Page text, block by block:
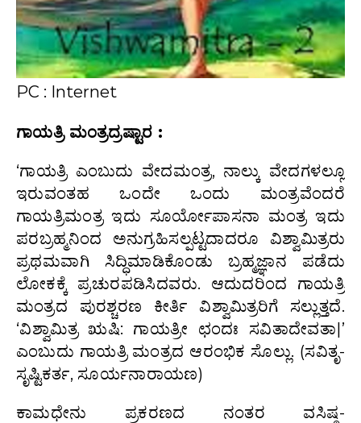
PC : Internet
ಗಾಯತ್ರಿ ಮಂತ್ರದ್ರಷ್ಟಾರ :
‘ಗಾಯತ್ರಿ ಎಂಬುದು ವೇದಮಂತ್ರ, ನಾಲ್ಕು ವೇದಗಳಲ್ಲೂ
ಇರುವಂತಹ ಒಂದೇ ಒಂದು ಮಂತ್ರವೆಂದರೆ
ಗಾಯತ್ರಿಮಂತ್ರ ಇದು ಸೂರ್ಯೋಪಾಸನಾ ಮಂತ್ರ ಇದು
ಪರಬ್ರಹ್ಮನಿಂದ ಅನುಗ್ರಹಿಸಲ್ಪಟ್ಟದಾದರೂ ವಿಶ್ವಾಮಿತ್ರರು
ಪ್ರಥಮವಾಗಿ ಸಿದ್ಧಿಮಾಡಿಕೊಂಡು ಬ್ರಹ್ಮಜ್ಞಾನ ಪಡೆದು
ಲೋಕಕ್ಕೆ ಪ್ರಚುರಪಡಿಸಿದವರು. ಆದುದರಿಂದ ಗಾಯತ್ರಿ
ಮಂತ್ರದ ಪುರಶ್ಚರಣ ಕೀರ್ತಿ ವಿಶ್ವಾಮಿತ್ರರಿಗೆ ಸಲ್ಲುತ್ತದೆ.
‘ವಿಶ್ವಾಮಿತ್ರ ಋಷಿ: ಗಾಯತ್ರೀ ಛಂದಃ ಸವಿತಾದೇವತಾ|’
ಎಂಬುದು ಗಾಯತ್ರಿ ಮಂತ್ರದ ಆರಂಭಿಕ ಸೊಲ್ಲು. (ಸವಿತೃ-
ಸೃಷ್ಟಿಕರ್ತ, ಸೂರ್ಯನಾರಾಯಣ)
ಕಾಮಧೇನು ಪ್ರಕರಣದ ನಂತರ ವಸಿಷ್ಠ-